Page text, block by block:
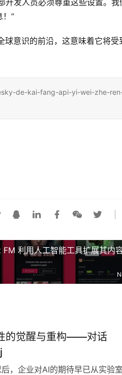
”
意识的前沿，这意味着它将受
de-kai-fang-api-yi-wei-zhe-
利用人工智能工具扩展其内
的觉醒与重构——对话
，企业对AI的期待早已从实验